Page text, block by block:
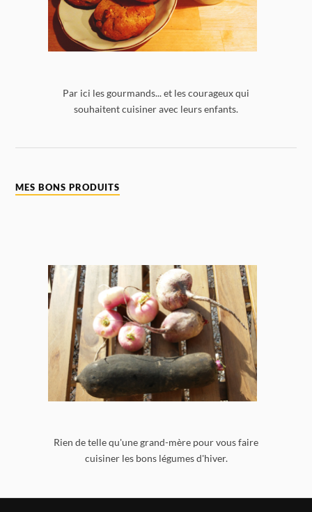
Par ici les gourmands... et les courageux qui
souhaitent cuisiner avec leurs enfants.
MES BONS PRODUITS
Rien de telle qu'une grand-mère pour vous faire
cuisiner les bons légumes d'hiver.